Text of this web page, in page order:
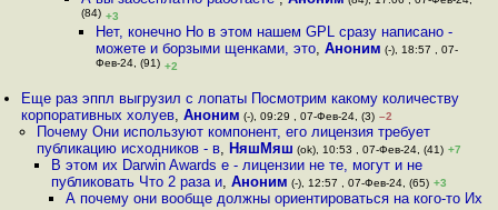
(84) +3
Нет, конечно Но в этом нашем GPL сразу написано -
можете и борзыми щенками, это, Аноним (-), 18:57 , 07-
Фев-24, (91) +2
Еще раз эппл выгрузил с лопаты Посмотрим какому количеству
корпоративных холуев,Аноним (-), 09:29 , 07-Фев-24, (3) –2
Почему Они используют компонент, его лицензия требует
публикацию исходников - в, НяшМяш (ok), 10:53 , 07-Фев-24, (41) +7
В этом их Darwin Awards е - лицензии не те, могут и не
публиковать Что 2 раза и, Аноним (-), 12:57 , 07-Фев-24, (65) +3
А почему они вообще должны ориентироваться на кого-то Их